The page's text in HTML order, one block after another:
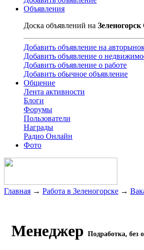
Объявления
Доска объявлений на
Добавить объявление на
Добавить объявление о
Добавить объявление о работе
Добавить обычное объявление
Общение
Лента активности
Блоги
Форумы
Пользователи
Награды
Радио Онлайн
Фото
Главная → Работа в Зеленогорске →
Менеджер Подработка, без